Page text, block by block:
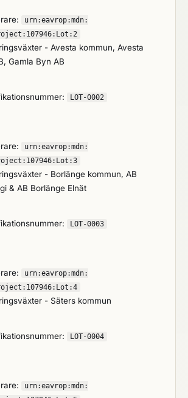
urn:eavrop:mdn:
107946: Lot:2
- Avesta kommun, Avesta
Gamla Byn AB
LOT-0002
urn:eavrop:mdn:
107946: Lot:3
- Borlänge kommun, AB
& AB Borlänge Elnät
LOT-0003
urn:eavrop:mdn:
107946: Lot:4
- Säters kommun
LOT-0004
urn:eavrop:mdn: